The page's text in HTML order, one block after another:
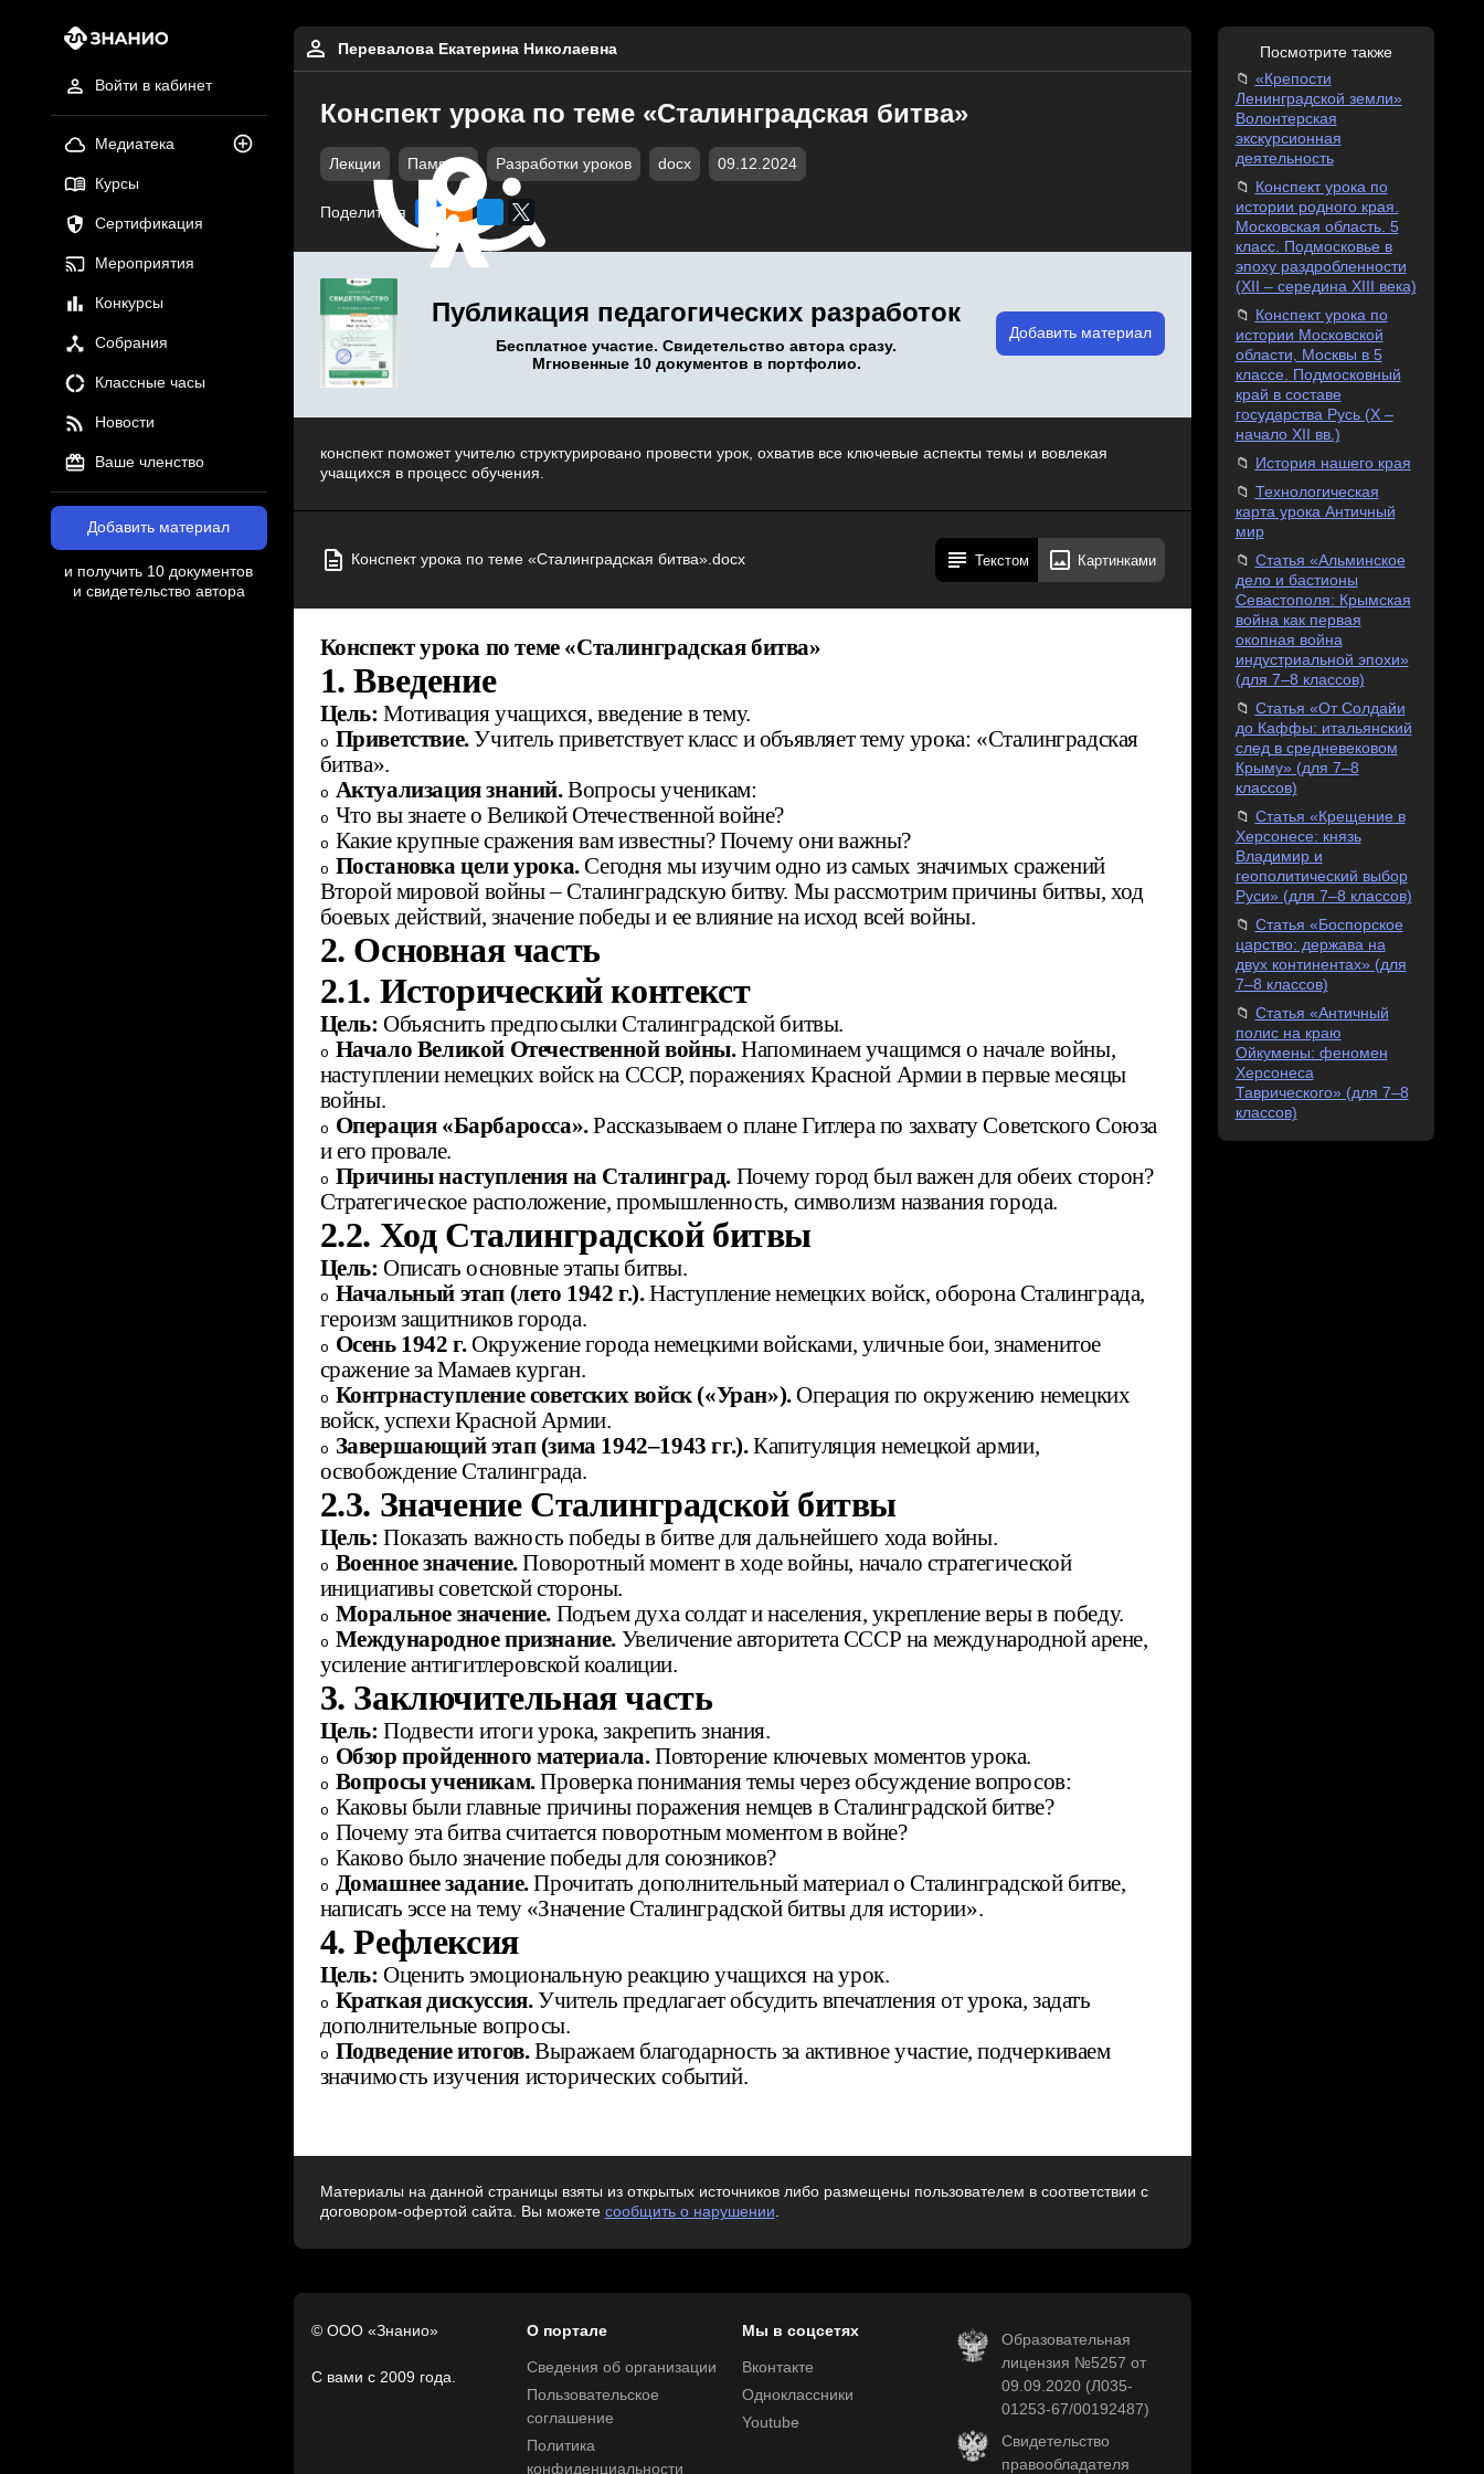
Войти в кабинет
Медиатека
Курсы
Сертификация
Мероприятия
Конкурсы
Собрания
Классные часы
Новости
Ваше членство
Добавить материал
и получить 10 документов
и свидетельство автора
Перевалова Екатерина Николаевна
Конспект урока по теме «Сталинградская битва»
Лекции Памятки Разработки уроков docx 09.12.2024
Поделиться
Публикация педагогических разработок
Бесплатное участие. Свидетельство автора сразу.
Мгновенные 10 документов в портфолио.
Добавить материал
конспект поможет учителю структурировано провести урок, охватив все ключевые аспекты темы и вовлекая
учащихся в процесс обучения.
Конспект урока по теме «Сталинградская битва».docx Текстом Картинками
Конспект урока по теме «Сталинградская битва»
1. Введение
Цель: Мотивация учащихся, введение в тему.
o Приветствие.Учитель приветствует класс и объявляет тему урока: «Сталинградская
битва».
o Актуализация знаний.Вопросы ученикам:
o Что вы знаете о Великой Отечественной войне?
o Какие крупные сражения вам известны? Почему они важны?
o Постановка цели урока.Сегодня мы изучим одно из самых значимых сражений
Второй мировой войны – Сталинградскую битву. Мы рассмотрим причины битвы, ход
боевых действий, значение победы и ее влияние на исход всей войны.
2. Основная часть
2.1. Исторический контекст
Цель: Объяснить предпосылки Сталинградской битвы.
o Начало Великой Отечественной войны.Напоминаем учащимся о начале войны,
наступлении немецких войск на СССР, поражениях Красной Армии в первые месяцы
войны.
o Операция «Барбаросса».Рассказываем о плане Гитлера по захвату Советского Союза
и его провале.
o Причины наступления на Сталинград.Почему город был важен для обеих сторон?
Стратегическое расположение, промышленность, символизм названия города.
2.2. Ход Сталинградской битвы
Цель: Описать основные этапы битвы.
o Начальный этап (лето 1942 г.).Наступление немецких войск, оборона Сталинграда,
героизм защитников города.
o Осень 1942 г.Окружение города немецкими войсками, уличные бои, знаменитое
сражение за Мамаев курган.
o Контрнаступление советских войск («Уран»).Операция по окружению немецких
войск, успехи Красной Армии.
o Завершающий этап (зима 1942–1943 гг.).Капитуляция немецкой армии,
освобождение Сталинграда.
2.3. Значение Сталинградской битвы
Цель: Показать важность победы в битве для дальнейшего хода войны.
o Военное значение.Поворотный момент в ходе войны, начало стратегической
инициативы советской стороны.
o Моральное значение.Подъем духа солдат и населения, укрепление веры в победу.
o Международное признание.Увеличение авторитета СССР на международной арене,
усиление антигитлеровской коалиции.
3. Заключительная часть
Цель: Подвести итоги урока, закрепить знания.
o Обзор пройденного материала.Повторение ключевых моментов урока.
o Вопросы ученикам.Проверка понимания темы через обсуждение вопросов:
o Каковы были главные причины поражения немцев в Сталинградской битве?
o Почему эта битва считается поворотным моментом в войне?
o Каково было значение победы для союзников?
o Домашнее задание.Прочитать дополнительный материал о Сталинградской битве,
написать эссе на тему «Значение Сталинградской битвы для истории».
4. Рефлексия
Цель: Оценить эмоциональную реакцию учащихся на урок.
o Краткая дискуссия.Учитель предлагает обсудить впечатления от урока, задать
дополнительные вопросы.
o Подведение итогов.Выражаем благодарность за активное участие, подчеркиваем
значимость изучения исторических событий.
Материалы на данной страницы взяты из открытых источников либо размещены пользователем в соответствии с
договором-офертой сайта. Вы можете сообщить о нарушении.
© ООО «Знанио»
С вами с 2009 года.
О портале
Сведения об организации
Пользовательское
соглашение
Политика
конфиденциальности
Мы в соцсетях
Вконтакте
Одноклассники
Youtube
Образовательная
лицензия №5257 от
09.09.2020 (Л035-
01253-67/00192487)
Свидетельство
правообладателя
Посмотрите также
«Крепости
Ленинградской земли»
Волонтерская
экскурсионная
деятельность
Конспект урока по
истории родного края.
Московская область. 5
класс. Подмосковье в
эпоху раздробленности
(XII – середина XIII века)
Конспект урока по
истории Московской
области, Москвы в 5
классе. Подмосковный
край в составе
государства Русь (X –
начало XII вв.)
История нашего края
Технологическая
карта урока Античный
мир
Статья «Альминское
дело и бастионы
Севастополя: Крымская
война как первая
окопная война
индустриальной эпохи»
(для 7–8 классов)
Статья «От Солдайи
до Каффы: итальянский
след в средневековом
Крыму» (для 7–8
классов)
Статья «Крещение в
Херсонесе: князь
Владимир и
геополитический выбор
Руси» (для 7–8 классов)
Статья «Боспорское
царство: держава на
двух континентах» (для
7–8 классов)
Статья «Античный
полис на краю
Ойкумены: феномен
Херсонеса
Таврического» (для 7–8
классов)